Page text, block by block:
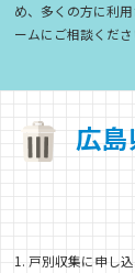
め、多くの方に利
ームにご相談くださ
広島
1. 戸別収集に申し